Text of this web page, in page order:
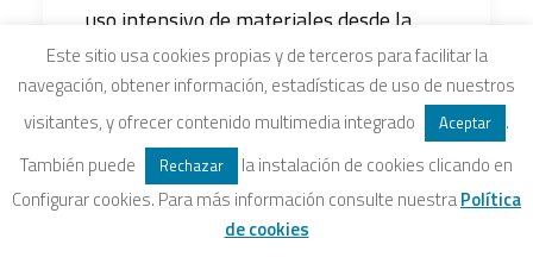
uso intensivo de materiales desde la
Revolución Industrial hasta nuestros
días, con especial atención a la cara
oculta del consumo. Aborda asimismo
las distintas vías e iniciativas para
lograr una progresiva
“desmaterialización” de nuestras
Este sitio usa cookies propias y de terceros para facilitar la
navegación, obtener información, estadísticas de uso de nuestros
visitantes, y ofrecer contenido multimedia integrado
Aceptar
.
También puede
Rechazar
la instalación de cookies clicando en
Configurar cookies. Para más información consulte nuestraPolítica
de cookies